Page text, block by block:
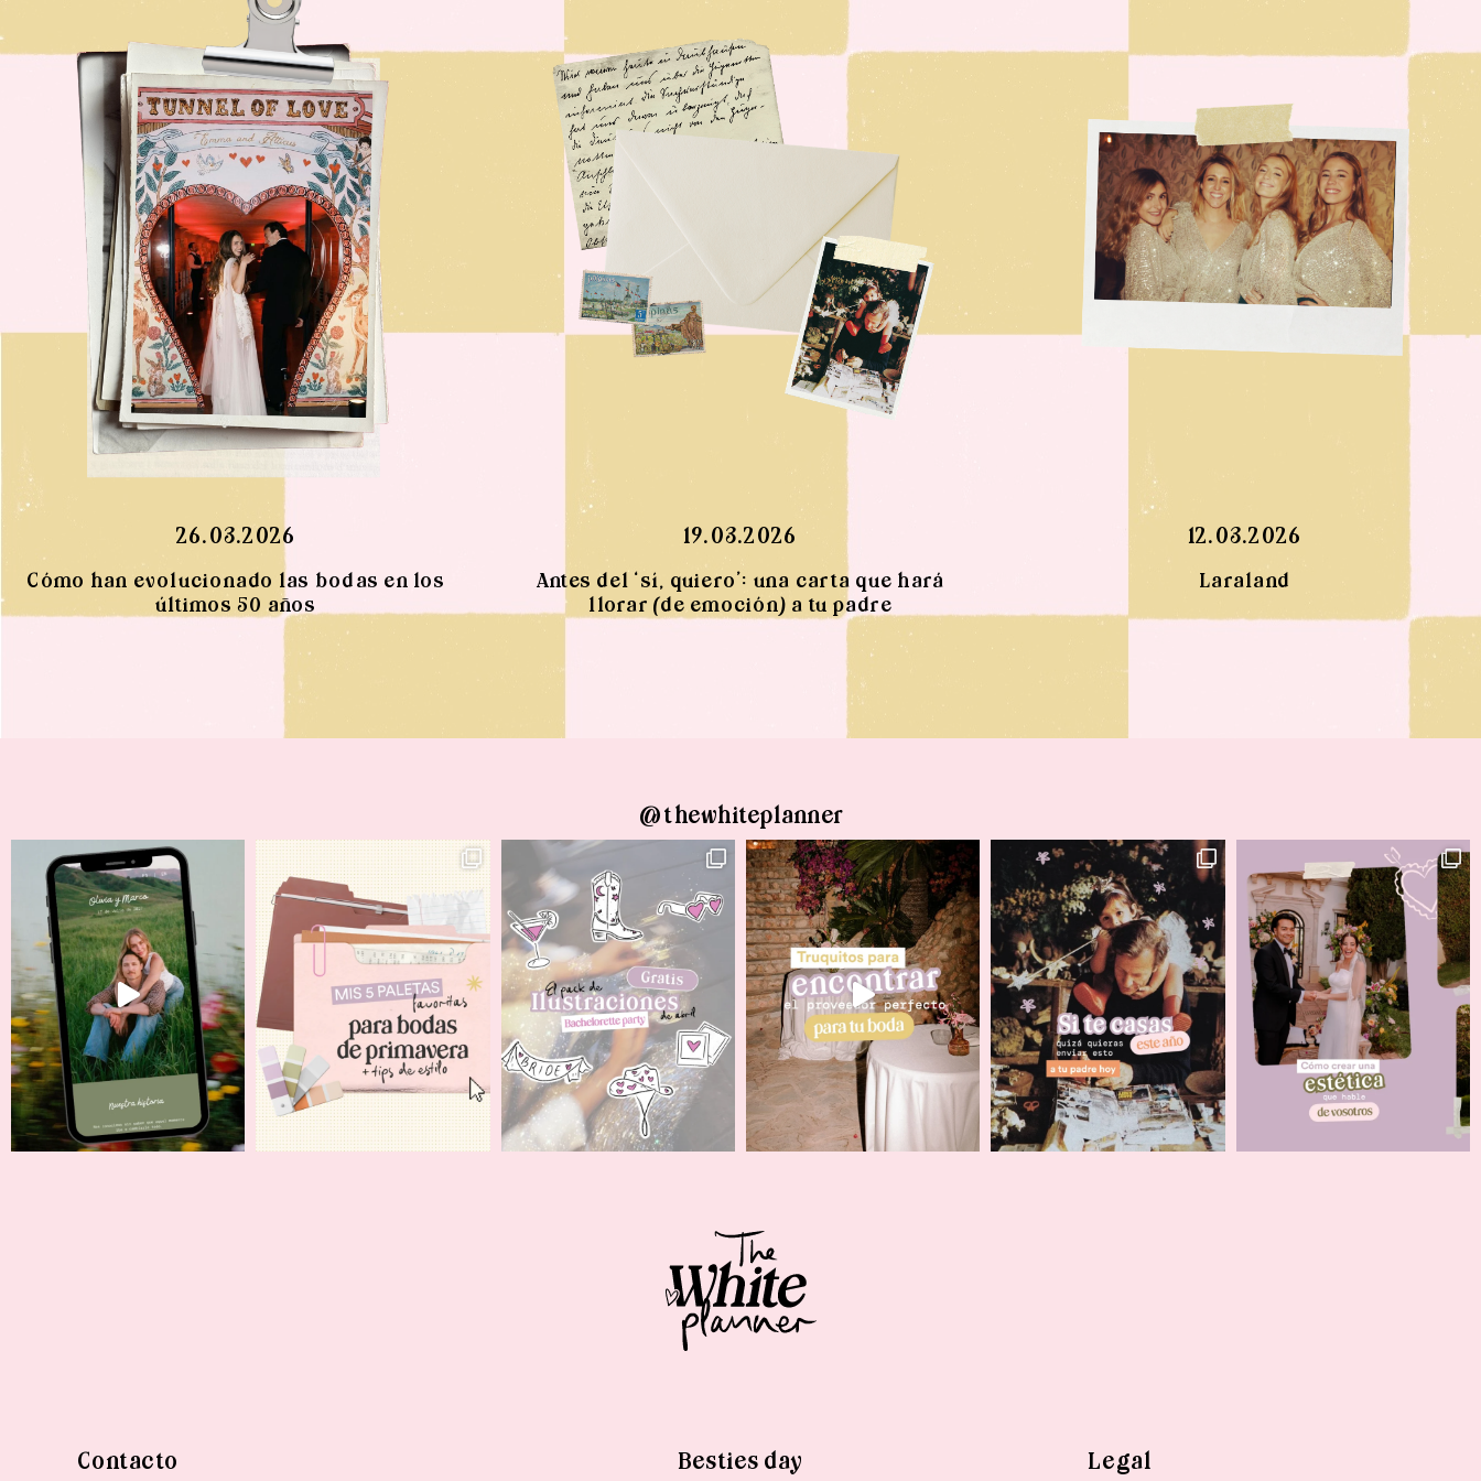
26.03.2026
Cómo han evolucionado las bodas en los
últimos 50 años
19.03.2026
Antes del ‘sí, quiero’: una carta que hará
llorar (de emoción) a tu padre
12.03.2026
Laraland
@thewhiteplanner
Contacto Besties day Legal